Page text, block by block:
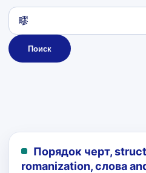
Поиск
Порядок черт,
romanization, слова